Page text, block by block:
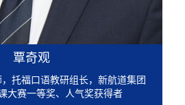
杜肯大学硕士，新航道集团讲师，
具有较高的熟悉度，培养出